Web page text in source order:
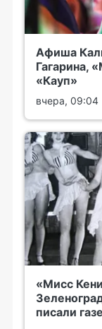
Афиша
Гагарина,
«Кауп»
вчера, 09:04
«Мисс
писали